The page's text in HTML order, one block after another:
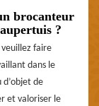
brocanteur
?
veuillez faire
dans le
d’objet de
et valoriser le